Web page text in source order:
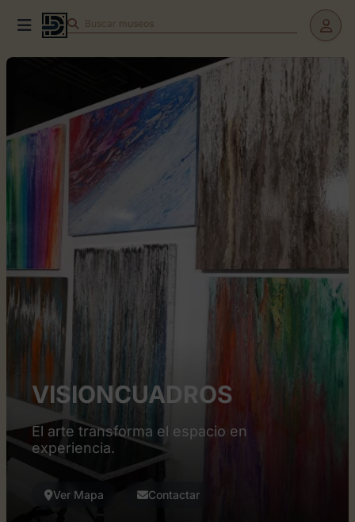
Buscar museos
VISIONCUADROS
El arte transforma el espacio en
experiencia.
Ver Mapa Contactar